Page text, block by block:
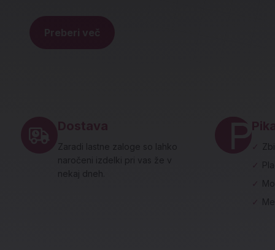
Preberi več
Dostava
Zaradi lastne zaloge so lahko
naročeni izdelki pri vas že v
nekaj dneh.